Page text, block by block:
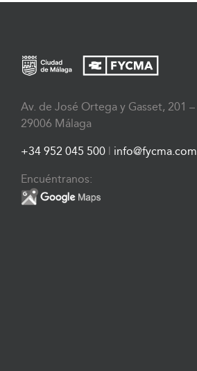
Av. de José Ortega y Gasset, 201 –
29006 Málaga
+34 952 045 500 | info@fycma.com
Encuéntranos: